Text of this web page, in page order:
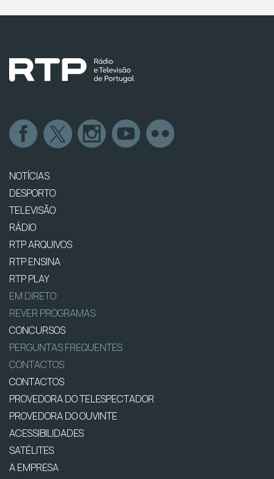
NOTÍCIAS
DESPORTO
TELEVISÃO
RÁDIO
RTP ARQUIVOS
RTP ENSINA
RTP PLAY
EM DIRETO
REVER PROGRAMAS
CONCURSOS
PERGUNTAS FREQUENTES
CONTACTOS
CONTACTOS
PROVEDORA DO TELESPECTADOR
PROVEDORA DO OUVINTE
ACESSIBILIDADES
SATÉLITES
A EMPRESA